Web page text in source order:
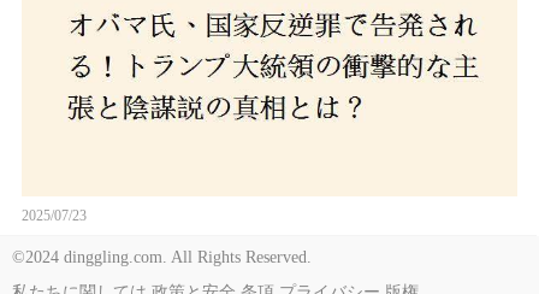
2025/07/23
©2024 dinggling.com. All Rights Reserved.